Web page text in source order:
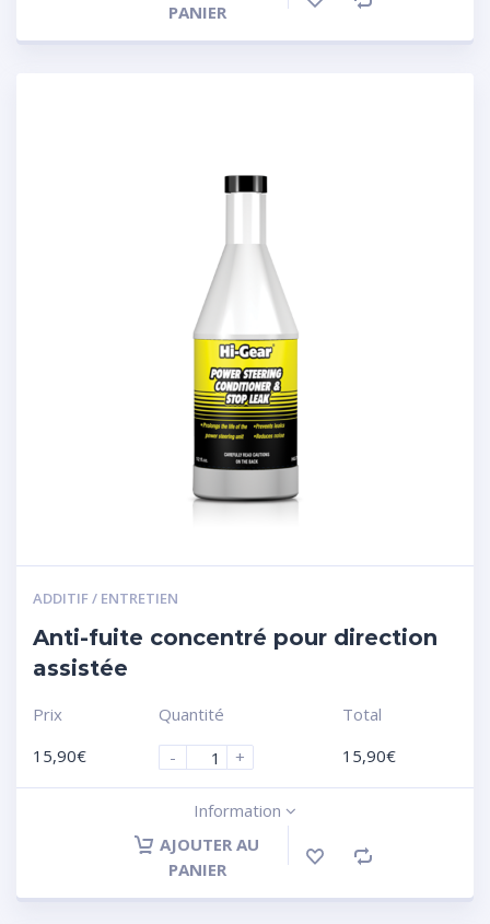
PANIER
ADDITIF / ENTRETIEN
Anti-fuite concentré pour direction
assistée
Prix
15,90€
Quantité
-
+
Total
15,90€
Information
AJOUTER AU
PANIER